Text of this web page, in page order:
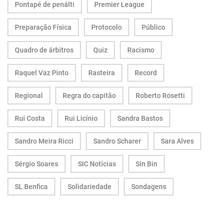
Pontapé de penálti Premier League
Preparação Física Protocolo Público
Quadro de árbitros Quiz Racismo
Raquel Vaz Pinto Rasteira Record
Regional Regra do capitão Roberto Rosetti
Rui Costa Rui Licínio Sandra Bastos
Sandro Meira Ricci Sandro Scharer Sara Alves
Sérgio Soares SIC Notícias Sin Bin
SL Benfica Solidariedade Sondagens